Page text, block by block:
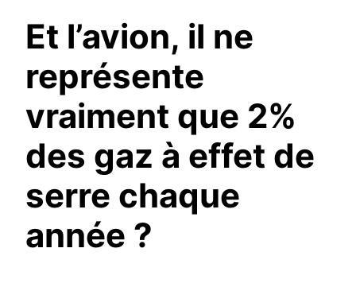
Et l’avion, il ne
représente
vraiment que 2%
des gaz à effet de
serre chaque
année ?